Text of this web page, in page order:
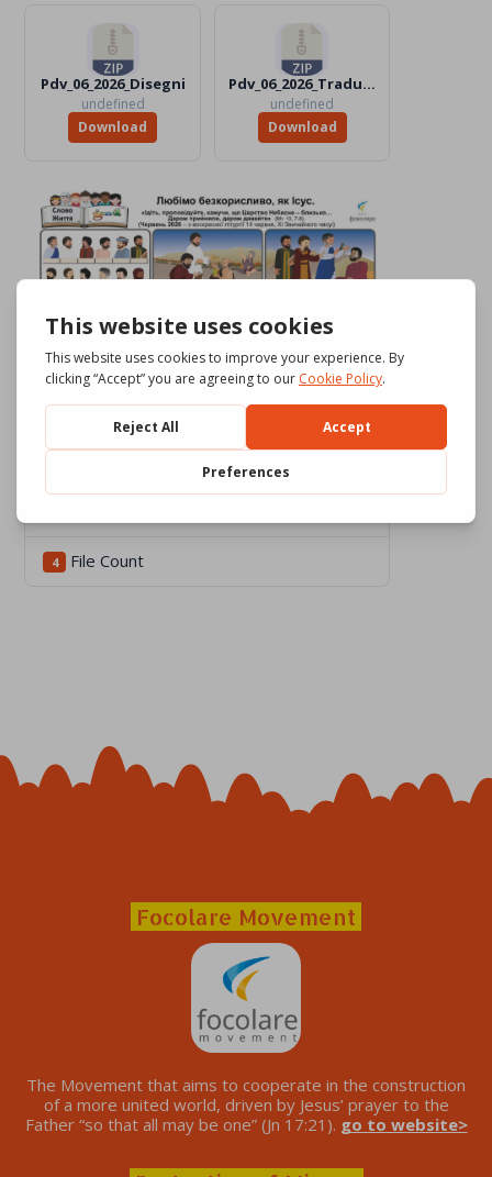
Pdv_06_2026_Disegni
undefined
Download
Pdv_06_2026_Traduttori
undefined
Download
4 File Count
Focolare Movement
The Movement that aims to cooperate in the construction
of a more united world, driven by Jesus’ prayer to the
Father “so that all may be one” (Jn 17:21). go to website>